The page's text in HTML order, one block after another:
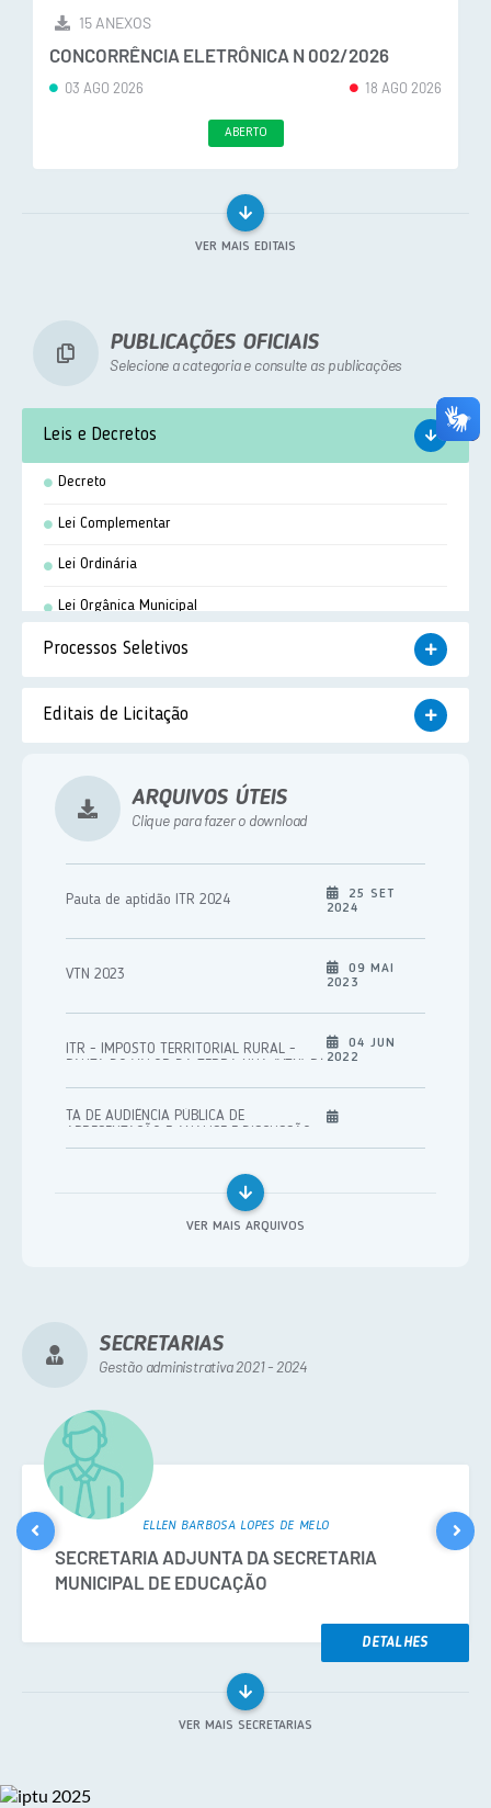
15 ANEXOS
CONCORRÊNCIA ELETRÔNICA N 002/2026
03 AGO 2026 18 AGO 2026
ABERTO
VER MAIS EDITAIS
PUBLICAÇÕES OFICIAIS
Selecione a categoria e consulte as publicações
Leis e Decretos
Decreto
Lei Complementar
Lei Ordinária
Lei Orgânica Municipal
Portaria
Resolução
Processos Seletivos
Processo Seletivo Simplificado
Editais de Licitação
Tomada de Preço
Concorrência Pública
Leilão - Presencial
Pregão Eletrônico
Chamada Pública
Menor Preço por Item
Leilão - Eletrônico
ARQUIVOS ÚTEIS
Clique para fazer o download
Pauta de aptidão ITR 2024
25 SET
2024
VTN 2023
09 MAI
2023
ITR - IMPOSTO TERRITORIAL RURAL -
PAUTA DO VALOR DA TERRA NUA (VTN) P/
04 JUN
2022
TA DE AUDIÊNCIA PÚBLICA DE
DO PROJETO DE LEI DE DIRETRIZES
VER MAIS ARQUIVOS
SECRETARIAS
Gestão administrativa 2021 - 2024
​ELLEN BARBOSA LOPES DE MELO
SECRETARIA ADJUNTA DA SECRETARIA
MUNICIPAL DE EDUCAÇÃO
DETALHES
VER MAIS SECRETARIAS